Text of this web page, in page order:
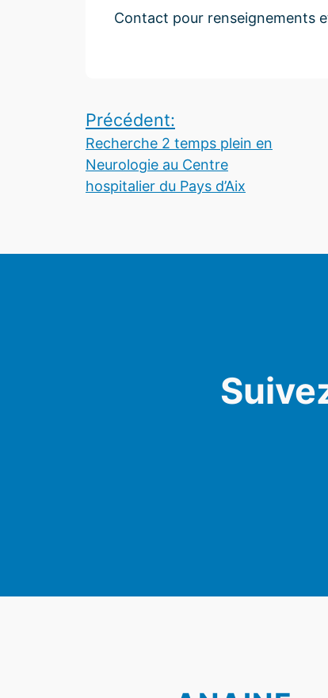
Contact pour renseignements
Navigation
de
l’article
Précédent:
Recherche 2 temps plein en
Neurologie au Centre
hospitalier du Pays d’Aix